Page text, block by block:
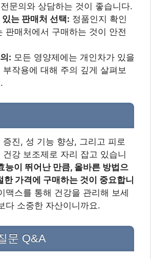
문의와 상담하는 것이 좋습니다.
는 판매처 선택: 정품인지 확인
판매처에서 구매하는 것이 안전
: 모든 영양제에는 개인차가 있을
부작용에 대해 주의 깊게 살펴보
증진, 성 기능 향상, 그리고 피로
강 보조제로 자리 잡고 있습니
능이 뛰어난 만큼, 올바른 방법으
한 가격에 구매하는 것이 중요합니
맥스를 통해 건강을 관리해 보세
다 소중한 자산이니까요.
문 Q&A